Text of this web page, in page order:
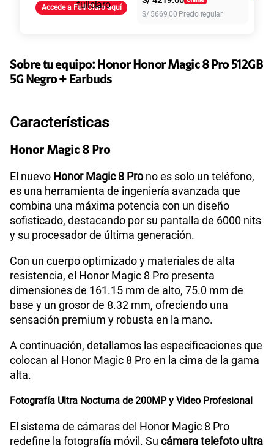
Paga solo
Paga solo
Paga solo
160GBen alta velocidad
S/ 109.90
Paga solo
175GB en alta velocidad
S/159.90
Paga solo
Accede a Full Claro aquí
S/ 5669.00 Precio regular
Sobre tu equipo: Honor Honor Magic 8 Pro 512GB
5G Negro + Earbuds
Características
Honor Magic 8 Pro
El nuevo Honor Magic 8 Prono es solo un teléfono,
es una herramienta de ingeniería avanzada que
combina una máxima potencia con un diseño
sofisticado, destacando por su pantalla de 6000 nits
y su procesador de última generación.
Con un cuerpo optimizado y materiales de alta
resistencia, el Honor Magic 8 Pro presenta
dimensiones de 161.15 mm de alto, 75.0 mm de
base y un grosor de 8.32 mm, ofreciendo una
sensación premium y robusta en la mano.
A continuación, detallamos las especificaciones que
colocan al Honor Magic 8 Pro en la cima de la gama
alta.
Fotografía Ultra Nocturna de 200MP y Video Profesional
El sistema de cámaras del Honor Magic 8 Pro
redefine la fotografía móvil. Su cámara telefoto ultra